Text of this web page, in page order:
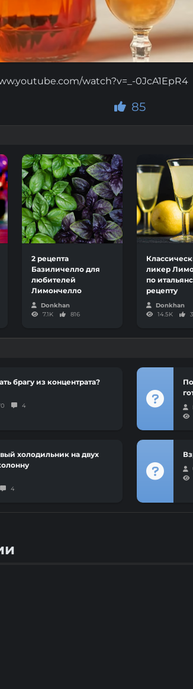
watch?v=_-0JcA1EpR4
85
2 рецепта
Базиличелло для
любителей
Лимончелло
Donkhan
7.1K
816
ликер
по
рецепту
Donkhan
14.5K
брагу из концентрата?
4
холодильник на двух
4